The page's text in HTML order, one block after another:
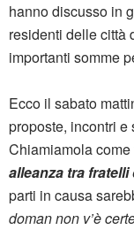
hanno discusso in
residenti delle città
importanti somme
Ecco il sabato
proposte, incontri e
Chiamiamola
alleanza tra fratelli
parti in causa
doman non v’è